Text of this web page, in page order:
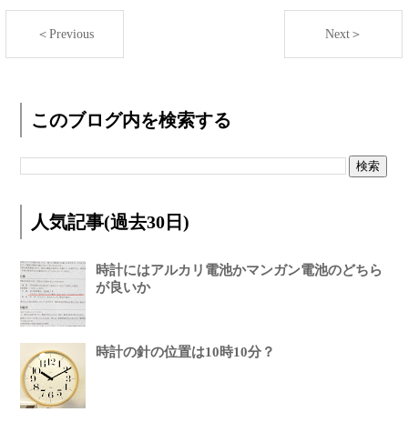
＜Previous Next＞
このブログ内を検索する
人気記事(過去30日)
時計にはアルカリ電池かマンガン電池のどちら
が良いか
時計の針の位置は10時10分？